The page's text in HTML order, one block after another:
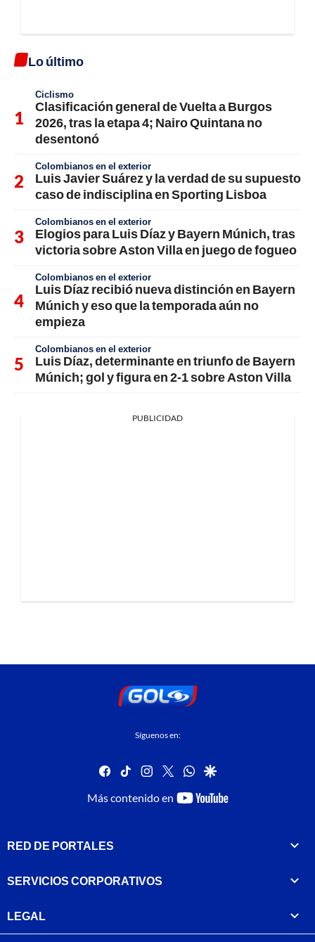
Lo último
Ciclismo
Clasificación general de Vuelta a Burgos
2026, tras la etapa 4; Nairo Quintana no
desentonó
Colombianos en el exterior
Luis Javier Suárez y la verdad de su supuesto
caso de indisciplina en Sporting Lisboa
Colombianos en el exterior
Elogios para Luis Díaz y Bayern Múnich, tras
victoria sobre Aston Villa en juego de fogueo
Colombianos en el exterior
Luis Díaz recibió nueva distinción en Bayern
Múnich y eso que la temporada aún no
empieza
Colombianos en el exterior
Luis Díaz, determinante en triunfo de Bayern
Múnich; gol y figura en 2-1 sobre Aston Villa
PUBLICIDAD
Síguenos en:
facebook
tiktok instagram
twitterwhatsapp
google
Más contenido en
youtube-
RED DE PORTALES
SERVICIOS CORPORATIVOS
LEGAL